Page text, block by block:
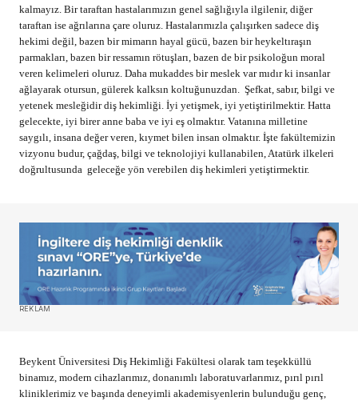
kalmayız. Bir taraftan hastalarımızın genel sağlığıyla ilgilenir, diğer
taraftan ise ağrılarına çare oluruz. Hastalarımızla çalışırken sadece diş
hekimi değil, bazen bir mimarın hayal gücü, bazen bir heykeltıraşın
parmakları, bazen bir ressamın rötuşları, bazen de bir psikoloğun moral
veren kelimeleri oluruz. Daha mukaddes bir meslek var mıdır ki insanlar
ağlayarak otursun, gülerek kalksın koltuğunuzdan. Şefkat, sabır, bilgi ve
yetenek mesleğidir diş hekimliği. İyi yetişmek, iyi yetiştirilmektir. Hatta
gelecekte, iyi birer anne baba ve iyi eş olmaktır. Vatanına milletine
saygılı, insana değer veren, kıymet bilen insan olmaktır. İşte fakültemizin
vizyonu budur, çağdaş, bilgi ve teknolojiyi kullanabilen, Atatürk ilkeleri
doğrultusunda geleceğe yön verebilen diş hekimleri yetiştirmektir.
REKLAM
Beykent Üniversitesi Diş Hekimliği Fakültesi olarak tam teşekküllü
binamız, modern cihazlarımız, donanımlı laboratuvarlarımız, pırıl pırıl
kliniklerimiz ve başında deneyimli akademisyenlerin bulunduğu genç,